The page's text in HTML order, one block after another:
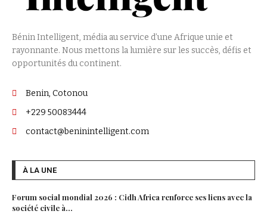
Bénin Intelligent, média au service d’une Afrique unie et
rayonnante. Nous mettons la lumière sur les succès, défis et
opportunités du continent.
Benin, Cotonou
+229 50083444
contact@beninintelligent.com
À LA UNE
Forum social mondial 2026 : Cidh Africa renforce ses liens avec la
société civile à...